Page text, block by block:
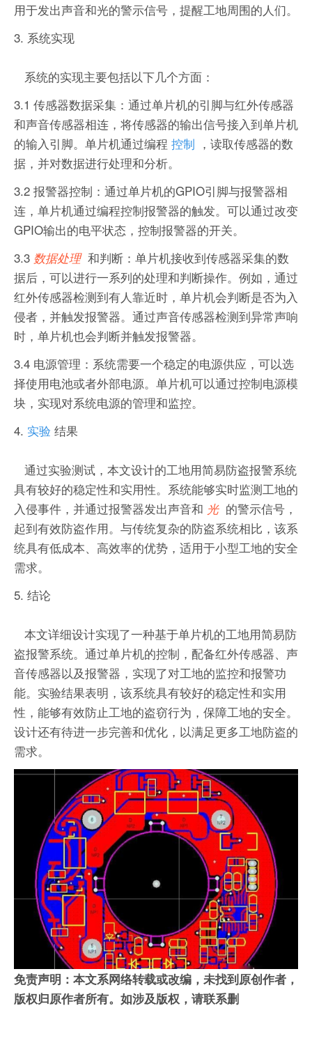
用于发出声音和光的警示信号，提醒工地周围的人们。
3. 系统实现
系统的实现主要包括以下几个方面：
3.1 传感器数据采集：通过单片机的引脚与红外传感器
和声音传感器相连，将传感器的输出信号接入到单片机
的输入引脚。单片机通过编程 控制 ，读取传感器的数
据，并对数据进行处理和分析。
3.2 报警器控制：通过单片机的GPIO引脚与报警器相
连，单片机通过编程控制报警器的触发。可以通过改变
GPIO输出的电平状态，控制报警器的开关。
3.3 数据处理 和判断：单片机接收到传感器采集的数
据后，可以进行一系列的处理和判断操作。例如，通过
红外传感器检测到有人靠近时，单片机会判断是否为入
侵者，并触发报警器。通过声音传感器检测到异常声响
时，单片机也会判断并触发报警器。
3.4 电源管理：系统需要一个稳定的电源供应，可以选
择使用电池或者外部电源。单片机可以通过控制电源模
块，实现对系统电源的管理和监控。
4. 实验 结果
通过实验测试，本文设计的工地用简易防盗报警系统
具有较好的稳定性和实用性。系统能够实时监测工地的
入侵事件，并通过报警器发出声音和 光 的警示信号，
起到有效防盗作用。与传统复杂的防盗系统相比，该系
统具有低成本、高效率的优势，适用于小型工地的安全
需求。
5. 结论
本文详细设计实现了一种基于单片机的工地用简易防
盗报警系统。通过单片机的控制，配备红外传感器、声
音传感器以及报警器，实现了对工地的监控和报警功
能。实验结果表明，该系统具有较好的稳定性和实用
性，能够有效防止工地的盗窃行为，保障工地的安全。
设计还有待进一步完善和优化，以满足更多工地防盗的
需求。
免责声明：本文系网络转载或改编，未找到原创作者，
版权归原作者所有。如涉及版权，请联系删